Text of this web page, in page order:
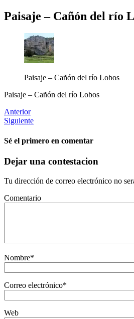
Paisaje – Cañón del río
Paisaje – Cañón del río Lobos
Paisaje – Cañón del río Lobos
Anterior
Siguiente
Sé el primero en comentar
Dejar una contestacion
Tu dirección de correo electrónico no
Comentario
Nombre*
Correo electrónico*
Web